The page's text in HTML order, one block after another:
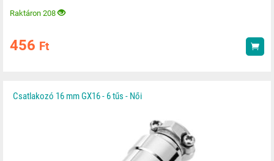
Raktáron 208
456 Ft
Csatlakozó 16 mm GX16 - 6 tűs - Női